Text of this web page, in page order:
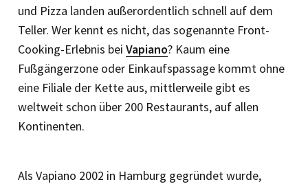
und Pizza landen außerordentlich schnell auf dem
Teller. Wer kennt es nicht, das sogenannte Front-
Cooking-Erlebnis bei Vapiano? Kaum eine
Fußgängerzone oder Einkaufspassage kommt ohne
eine Filiale der Kette aus, mittlerweile gibt es
weltweit schon über 200 Restaurants, auf allen
Kontinenten.
Als Vapiano 2002 in Hamburg gegründet wurde,